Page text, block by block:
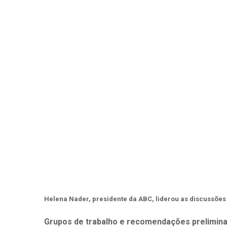
Helena Nader, presidente da ABC, liderou as discussões
Grupos de trabalho e recomendações